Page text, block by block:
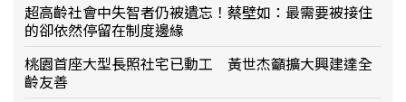
超高齡社會中失智者仍被遺忘！蔡壁如：最需要被接住
的卻依然停留在制度邊緣
桃園首座大型長照社宅已動工 黃世杰籲擴大興建達全
齡友善